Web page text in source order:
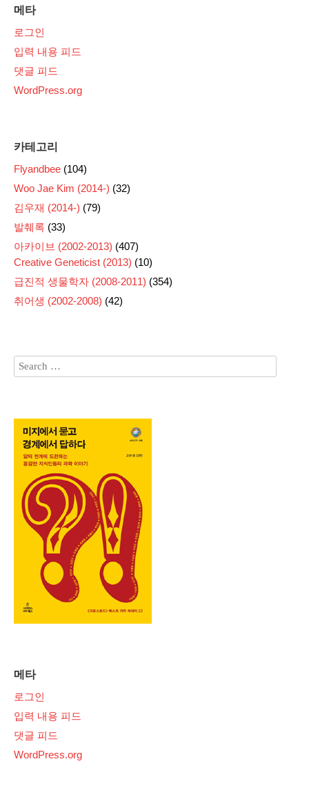
메타
로그인
입력 내용 피드
댓글 피드
WordPress.org
카테고리
Flyandbee (104)
Woo Jae Kim (2014-) (32)
김우재 (2014-) (79)
발췌록 (33)
아카이브 (2002-2013) (407)
Creative Geneticist (2013) (10)
급진적 생물학자 (2008-2011) (354)
취어생 (2002-2008) (42)
메타
로그인
입력 내용 피드
댓글 피드
WordPress.org